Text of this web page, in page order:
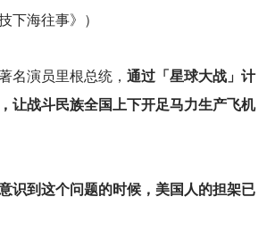
下海往事》）
名演员里根总统， 通过「星球大战」计
让战斗民族全国上下开足马力生产飞机
识到这个问题的时候，美国人的担架已